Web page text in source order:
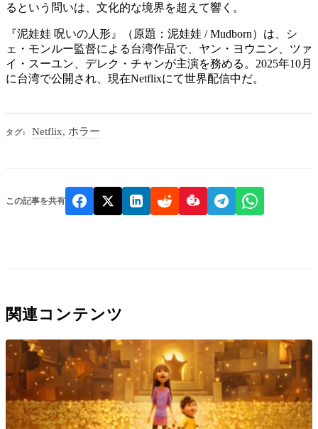
るという問いは、文化的な境界を超えて響く。
『泥娃娃 呪いの人形』（原題：泥娃娃 / Mudborn）は、シ
ェ・モンルー監督による台湾作品で、ヤン・ヨウニン、ツァ
イ・スーユン、デレク・チャンが主演を務める。2025年10月
に台湾で公開され、現在Netflixにて世界配信中だ。
タグ: Netflix,ホラー
この記事を共有
関連コンテンツ